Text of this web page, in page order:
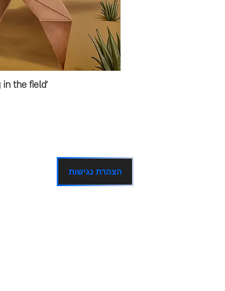
'Dancing in the field'
הצהרת נגישות